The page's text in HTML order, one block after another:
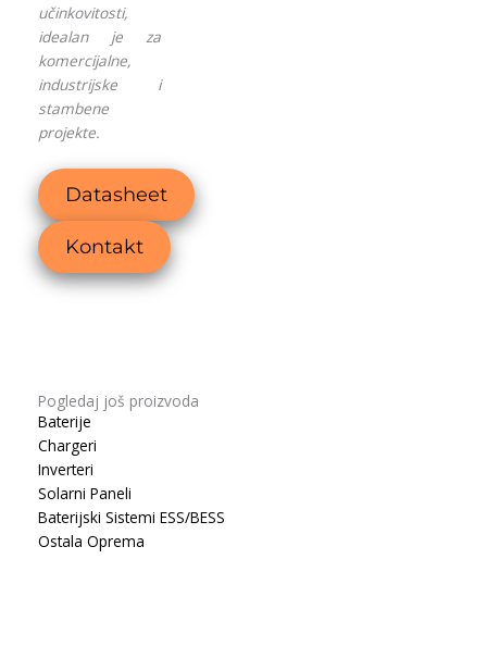
učinkovitosti,
idealan je za
komercijalne,
industrijske i
stambene
projekte.
Datasheet
Kontakt
Pogledaj još proizvoda
Baterije
Chargeri
Inverteri
Solarni Paneli
Baterijski Sistemi ESS/BESS
Ostala Oprema